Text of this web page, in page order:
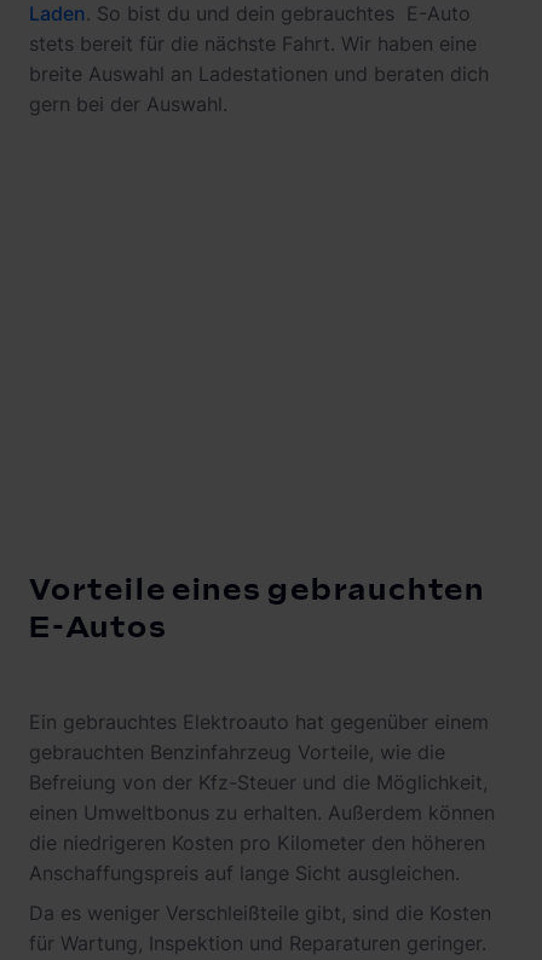
Laden. So bist du und dein gebrauchtes E-Auto
stets bereit für die nächste Fahrt. Wir haben eine
breite Auswahl an Ladestationen und beraten dich
gern bei der Auswahl.
Vorteile eines gebrauchten
E-Autos
Ein gebrauchtes Elektroauto hat gegenüber einem
gebrauchten Benzinfahrzeug Vorteile, wie die
Befreiung von der Kfz-Steuer und die Möglichkeit,
einen Umweltbonus zu erhalten. Außerdem können
die niedrigeren Kosten pro Kilometer den höheren
Anschaffungspreis auf lange Sicht ausgleichen.
Da es weniger Verschleißteile gibt, sind die Kosten
für Wartung, Inspektion und Reparaturen geringer.